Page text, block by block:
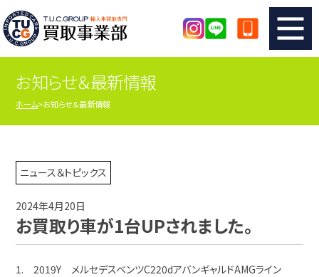
TUCのカンタン査定
査定の注意事項 メーカー別査定フォーム
TUCの買取実績
店舗紹介
お知らせ＆最新情報
ホーム お知らせ＆最新情報
ニュース＆トピックス
2024年4月20日
お買取り車が1台UPされました。
1. 2019Y メルセデスベンツC220dアバンギャルドAMGライン